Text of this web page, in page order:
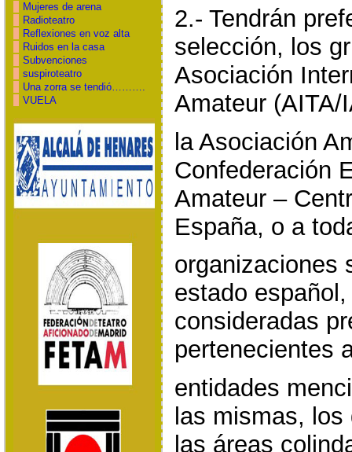
Mujeres de arena
Radioteatro
Reflexiones en voz alta
Ruidos en la casa
Subvenciones
suspiroteatro
Una zorra se tendió……….
VUELA
2.- Tendrán
selección, los
Asociación
Amateur (AITA/
la Asociación
Confederación
Amateur –
España, o a
organizaciones
estado
consideradas
pertenecientes
entidades
las mismas,
las áreas